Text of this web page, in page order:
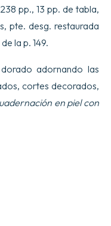
pp., 13 pp. de tabla,
pte. desg. restaurada
la p. 149.
adornando las
cortes decorados,
en piel con